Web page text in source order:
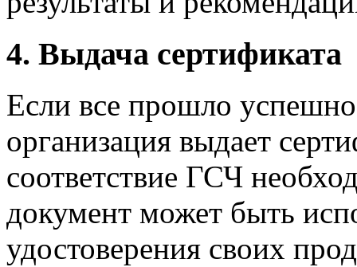
4. Выдача сертификата
Если все прошло
организация выдает
соответствие ГСЧ
документ может быть
удостоверения своих